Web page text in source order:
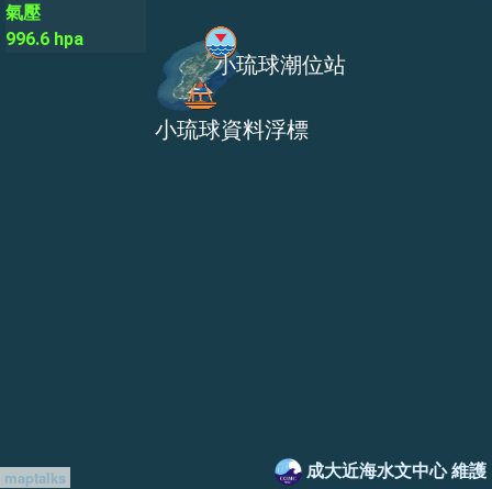
maptalks
氣壓
996.6 hpa
成大近海水文中心 維護